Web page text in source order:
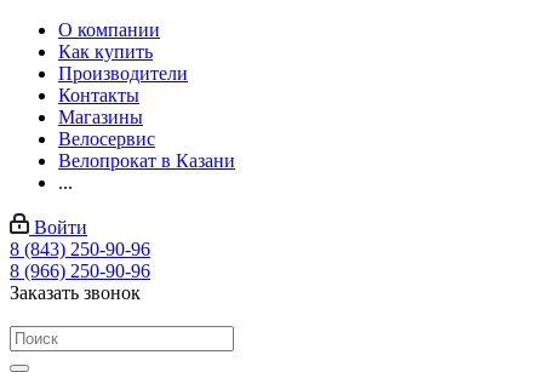
О компании
Как купить
Производители
Контакты
Магазины
Велосервис
Велопрокат в Казани
...
Войти
8 (843) 250-90-96
8 (966) 250-90-96
Заказать звонок